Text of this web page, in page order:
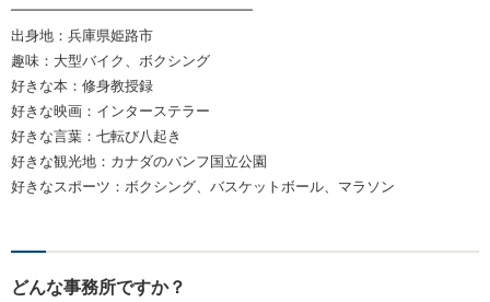
━━━━━━━━━━━━━━━━━
出身地：兵庫県姫路市
趣味：大型バイク、ボクシング
好きな本：修身教授録
好きな映画：インターステラー
好きな言葉：七転び八起き
好きな観光地：カナダのバンフ国立公園
好きなスポーツ：ボクシング、バスケットボール、マラソン
どんな事務所ですか？